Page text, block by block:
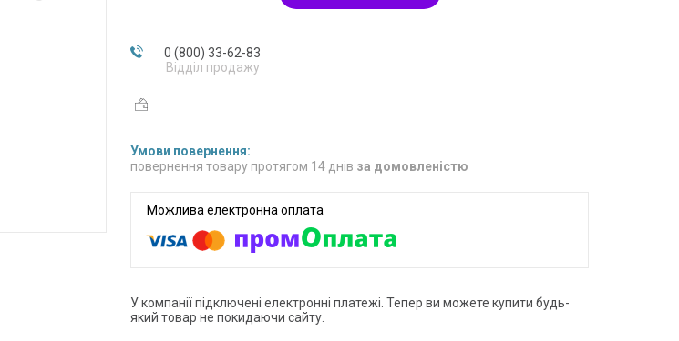
0 (800) 33-62-83
Відділ продажу
повернення товару протягом 14 днів за домовленістю
У компанії підключені електронні платежі. Тепер ви можете купити будь-
який товар не покидаючи сайту.